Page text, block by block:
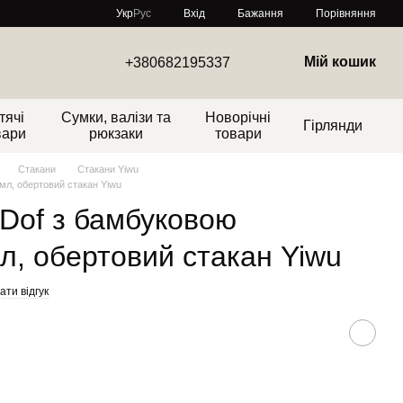
УкрРус Вхід Бажання Порівняння
+380682195337 Мій кошик
Сумки, валізи та
рюкзаки
Новорічні
товари
Гірлянди
Стакани
Стакани Yiwu
обертовий стакан Yiwu
з бамбуковою
обертовий стакан Yiwu
відгук